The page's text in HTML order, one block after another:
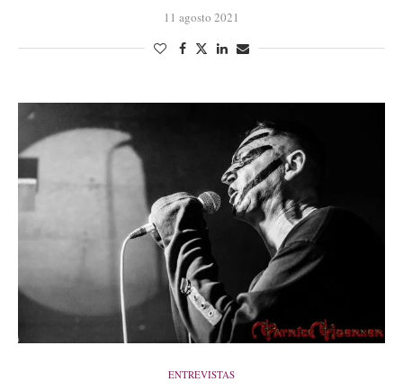
11 agosto 2021
ENTREVISTAS